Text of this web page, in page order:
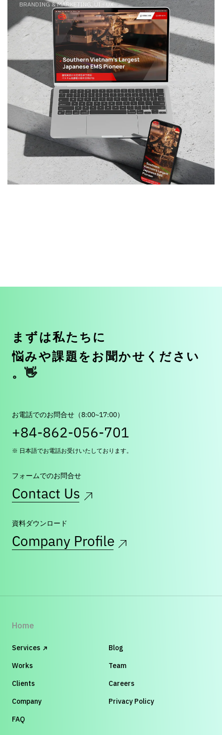
BRANDING & MARKETING, UI - UX
まずは私た ち に
悩みや課題を お 聞 かせ く だ さ い
。👋
お電話でのお問合せ（8:00~17:00）
+84-862-056-701
※ 日本語でお電話お受けいたしております。
フォームでのお問合せ
Contact Us
資料ダウンロード
Company Profile
Home
Services
Works
Clients
Company
FAQ
Blog
Team
Careers
Privacy Policy